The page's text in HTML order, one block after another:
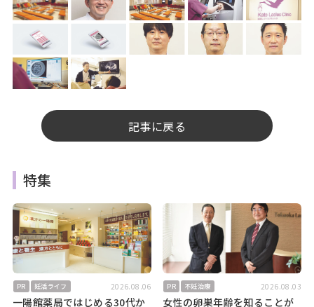
記事に戻る
特集
PR 妊活ライフ 2026.08.06
一陽館薬局ではじめる30代か
PR 不妊治療 2026.08.03
女性の卵巣年齢を知ることが